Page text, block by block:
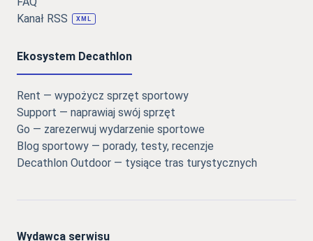
Kanał RSS
XML
Ekosystem Decathlon
Rent — wypożycz sprzęt sportowy
Support — naprawiaj swój sprzęt
Go — zarezerwuj wydarzenie sportowe
Blog sportowy — porady, testy, recenzje
Decathlon Outdoor — tysiące tras turystycznych
Wydawca serwisu